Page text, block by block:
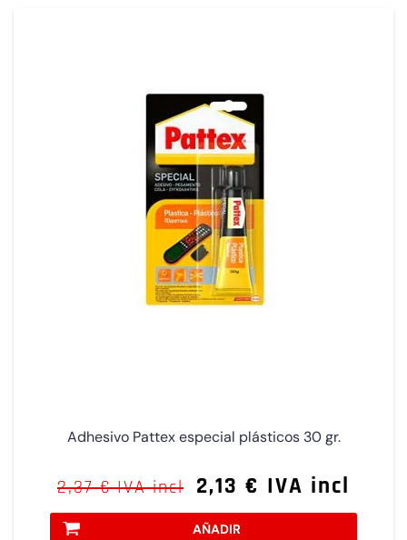
Adhesivo Pattex especial plásticos 30 gr.
2,37 € IVA incl 2,13 € IVA incl
AÑADIR